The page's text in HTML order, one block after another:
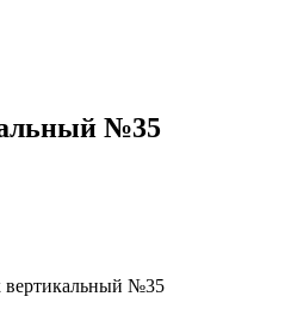
№35
вертикальный №35